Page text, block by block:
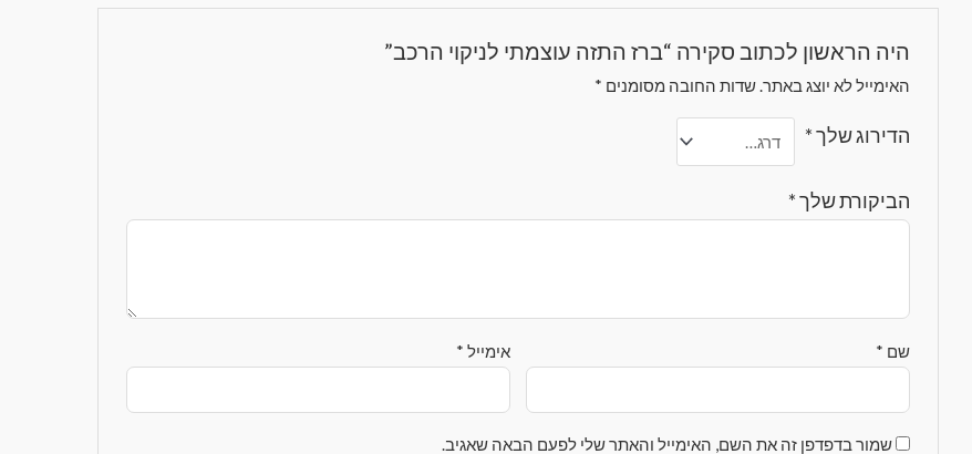
היה הראשון לכתוב סקירה “ברז התזה עוצמתי לניקוי הרכב”
האימייל לא יוצג באתר.שדות החובה מסומנים *
הדירוג שלך*
הביקורת שלך*
שם * אימייל *
שמור בדפדפן זה את השם, האימייל והאתר שלי לפעם הבאה שאגיב.